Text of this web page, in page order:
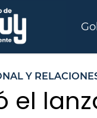
Y
el